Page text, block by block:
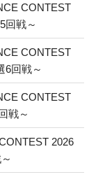
CONTEST
回戦～
CONTEST
6回戦～
CONTEST
戦～
2026